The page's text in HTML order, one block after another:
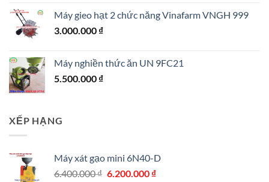
Máy gieo hạt 2 chức năng Vinafarm VNGH 999
3.000.000 ₫
Máy nghiền thức ăn UN 9FC21
5.500.000 ₫
XẾP HẠNG
Máy xát gạo mini 6N40-D
6.400.000₫ Giá
6.200.000 ₫Giá